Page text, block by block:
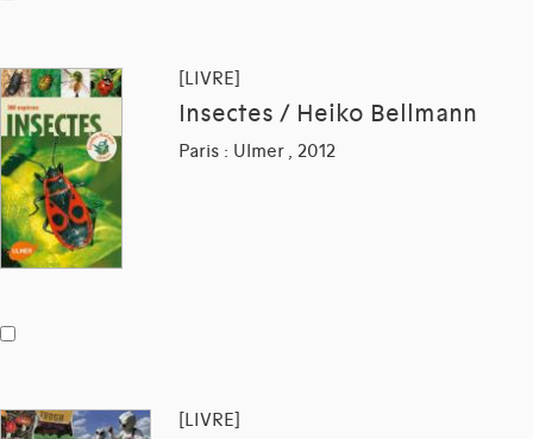
[LIVRE]
Insectes / Heiko Bellmann
Paris : Ulmer , 2012
[LIVRE]